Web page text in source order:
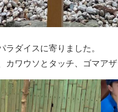
ラダイスに寄りました。
カワウソとタッチ、ゴマア